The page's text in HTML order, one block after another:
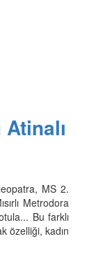
MS 2.
Metrodora
Bu farklı
özelliği, kadın